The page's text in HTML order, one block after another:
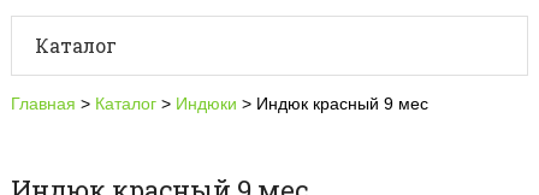
Каталог
Молоко козье
Главная > Каталог> Индюки > Индюк красный 9 мес